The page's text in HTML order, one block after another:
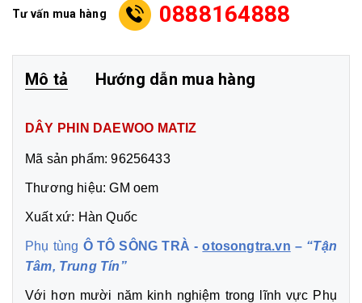
Tư vấn mua hàng 0888164888
Mô tả Hướng dẫn mua hàng
DÂY PHIN DAEWOO MATIZ
Mã sản phẩm: 96256433
Thương hiệu: GM oem
Xuất xứ: Hàn Quốc
Phụ tùng Ô TÔ SÔNG TRÀ -otosongtra.vn – “Tận
Tâm, Trung Tín”
Với hơn mười năm kinh nghiệm trong lĩnh vực Phụ